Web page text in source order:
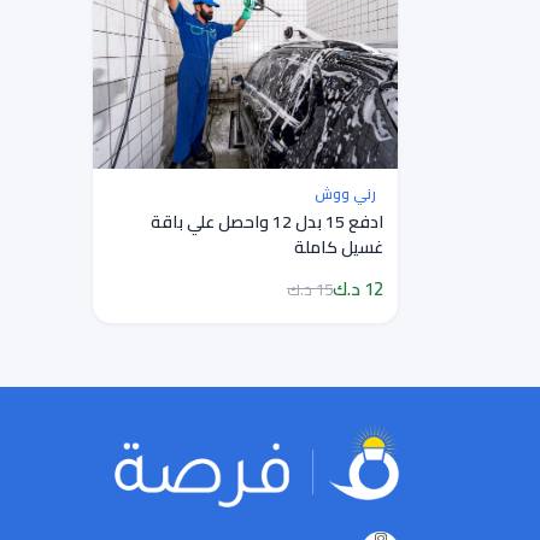
رني ووش
ادفع 15 بدل 12 واحصل علي باقة
غسيل كاملة
12 د.ك 15 د.ك